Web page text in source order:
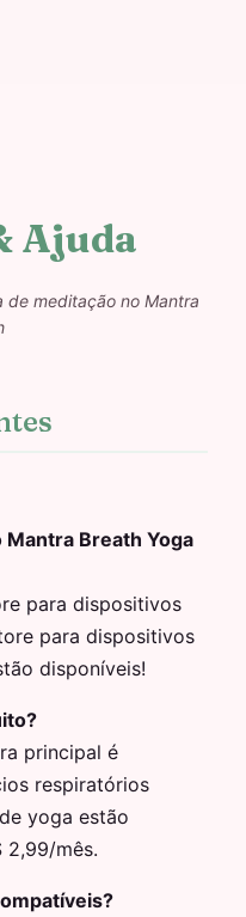
Ajuda
de meditação no Mantra
Breath Yoga
para dispositivos
para dispositivos
disponíveis!
principal é
respiratórios
yoga estão
2,99/mês.